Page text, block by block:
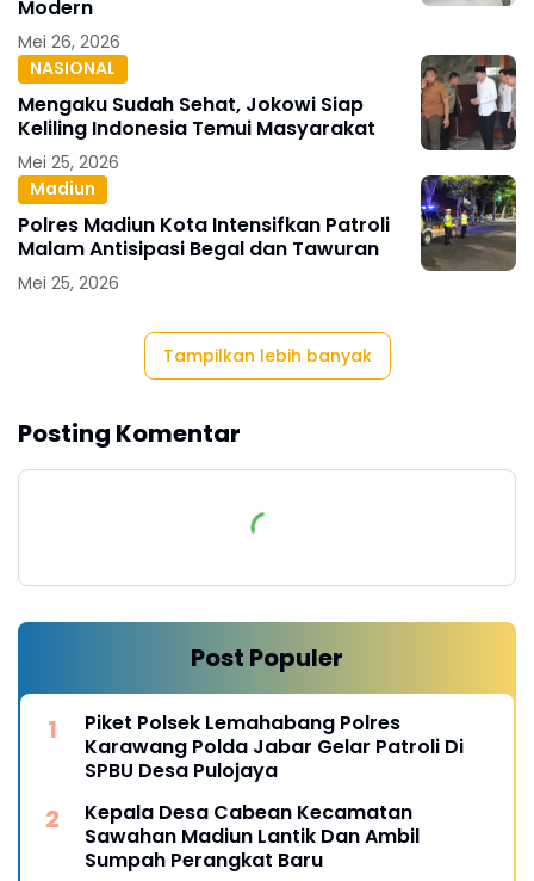
Modern
Mei 26, 2026
NASIONAL
Mengaku Sudah Sehat, Jokowi Siap
Keliling Indonesia Temui Masyarakat
Mei 25, 2026
Madiun
Polres Madiun Kota Intensifkan Patroli
Malam Antisipasi Begal dan Tawuran
Mei 25, 2026
Tampilkan lebih banyak
Posting Komentar
Post Populer
Piket Polsek Lemahabang Polres
Karawang Polda Jabar Gelar Patroli Di
SPBU Desa Pulojaya
Kepala Desa Cabean Kecamatan
Sawahan Madiun Lantik Dan Ambil
Sumpah Perangkat Baru